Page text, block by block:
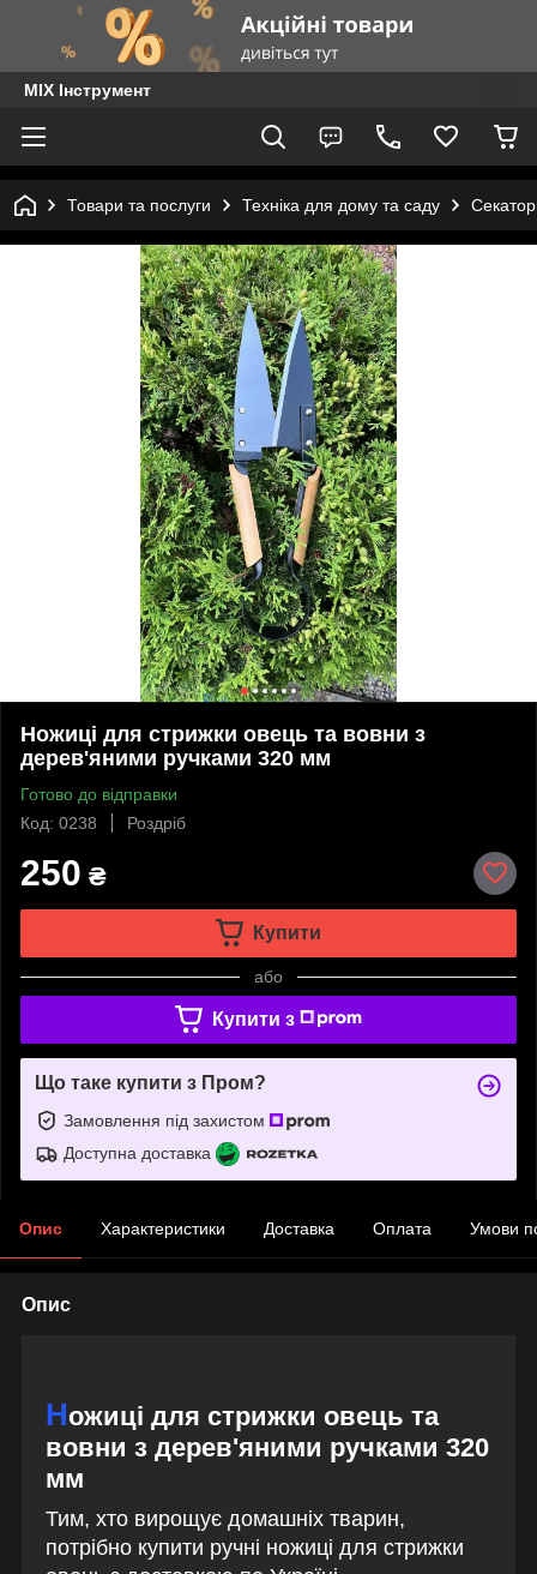
MIX Інструмент
Товари та послуги Техніка для дому та саду
Ножиці для стрижки овець та вовни з
дерев'яними ручками 320 мм
Готово до відправки
Код: 0238
Роздріб
250 ₴
Купити
або
Купити з
Що таке купити з Пром?
Замовлення під захистом
Доступна доставка
Опис Характеристики Доставка Оплата Умови
Опис
Ножиці для стрижки овець та
вовни з дерев'яними ручками 320
мм
Тим, хто вирощує домашніх тварин,
потрібно купити ручні ножиці для стрижки